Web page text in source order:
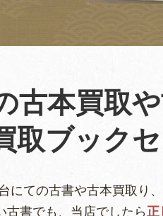
古本買取
取ブック
ての古書や古本買取り
古書でも、当店でしたら正